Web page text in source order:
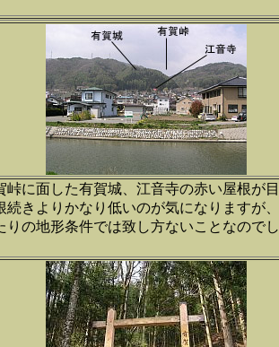
峠に面した有賀城、江音寺の赤い屋根が
続きよりかなり低いのが気になりますが
りの地形条件では致し方ないことなので